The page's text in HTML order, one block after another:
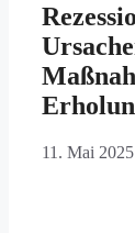
11. Mai 2025